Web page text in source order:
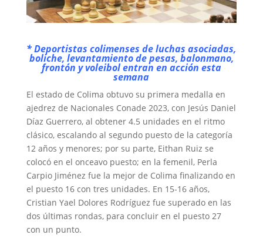
* Deportistas colimenses de luchas asociadas,
boliche, levantamiento de pesas, balonmano,
frontón y voleibol entran en acción esta
semana
El estado de Colima obtuvo su primera medalla en
ajedrez de Nacionales Conade 2023, con Jesús Daniel
Díaz Guerrero, al obtener 4.5 unidades en el ritmo
clásico, escalando al segundo puesto de la categoría
12 años y menores; por su parte, Eithan Ruiz se
colocó en el onceavo puesto; en la femenil, Perla
Carpio Jiménez fue la mejor de Colima finalizando en
el puesto 16 con tres unidades. En 15-16 años,
Cristian Yael Dolores Rodríguez fue superado en las
dos últimas rondas, para concluir en el puesto 27
con un punto.